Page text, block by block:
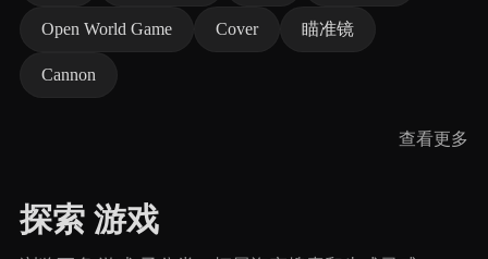
Open World Game Cover 瞄准镜
Cannon
查看更多
探索 游戏